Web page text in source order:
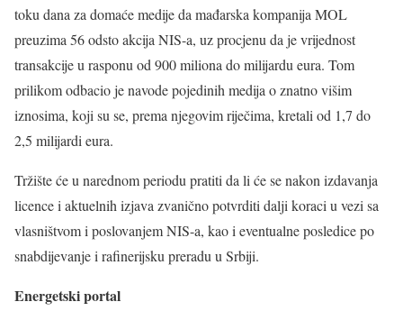
toku dana za domaće medije da mađarska kompanija MOL
preuzima 56 odsto akcija NIS-a, uz procjenu da je vrijednost
transakcije u rasponu od 900 miliona do milijardu eura. Tom
prilikom odbacio je navode pojedinih medija o znatno višim
iznosima, koji su se, prema njegovim riječima, kretali od 1,7 do
2,5 milijardi eura.
Tržište će u narednom periodu pratiti da li će se nakon izdavanja
licence i aktuelnih izjava zvanično potvrditi dalji koraci u vezi sa
vlasništvom i poslovanjem NIS-a, kao i eventualne posledice po
snabdijevanje i rafinerijsku preradu u Srbiji.
Energetski portal